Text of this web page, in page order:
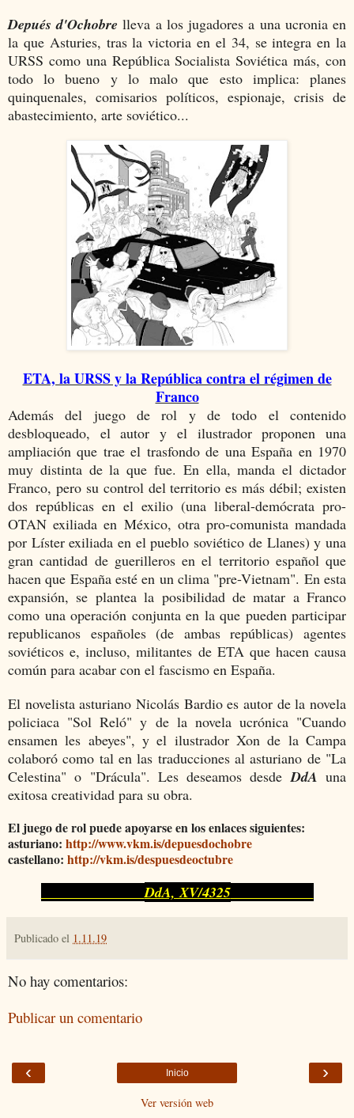
Depués d'Ochobre lleva a los jugadores a una ucronia en
la que Asturies, tras la victoria en el 34, se integra en la
URSS como una República Socialista Soviética más, con
todo lo bueno y lo malo que esto implica: planes
quinquenales, comisarios políticos, espionaje, crisis de
abastecimiento, arte soviético...
ETA, la URSS y la República contra el régimen de
Franco
Además del juego de rol y de todo el contenido
desbloqueado, el autor y el ilustrador proponen una
ampliación que trae el trasfondo de una España en 1970
muy distinta de la que fue. En ella, manda el dictador
Franco, pero su control del territorio es más débil; existen
dos repúblicas en el exilio (una liberal-demócrata pro-
OTAN exiliada en México, otra pro-comunista mandada
por Líster exiliada en el pueblo soviético de Llanes) y una
gran cantidad de guerilleros en el territorio español que
hacen que España esté en un clima "pre-Vietnam". En esta
expansión, se plantea la posibilidad de matar a Franco
como una operación conjunta en la que pueden participar
republicanos españoles (de ambas repúblicas) agentes
soviéticos e, incluso, militantes de ETA que hacen causa
común para acabar con el fascismo en España.
El novelista asturiano Nicolás Bardio es autor de la novela
policiaca "Sol Reló" y de la novela ucrónica "Cuando
ensamen les abeyes", y el ilustrador Xon de la Campa
colaboró como tal en las traducciones al asturiano de "La
Celestina" o "Drácula". Les deseamos desde DdA una
exitosa creatividad para su obra.
El juego de rol puede apoyarse en los enlaces siguientes:
asturiano: http://www.vkm.is/depuesdochobre
castellano: http://vkm.is/despuesdeoctubre
DdA, XV/4325
Publicado el 1.11.19
No hay comentarios:
Publicar un comentario
‹ ›
Inicio
Ver versión web